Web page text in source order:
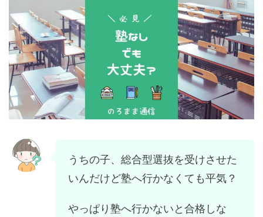
うちの子、総合型選抜を受けさせた
いんだけど塾へ行かなくても平気？
やっぱり塾へ行かないと合格しな